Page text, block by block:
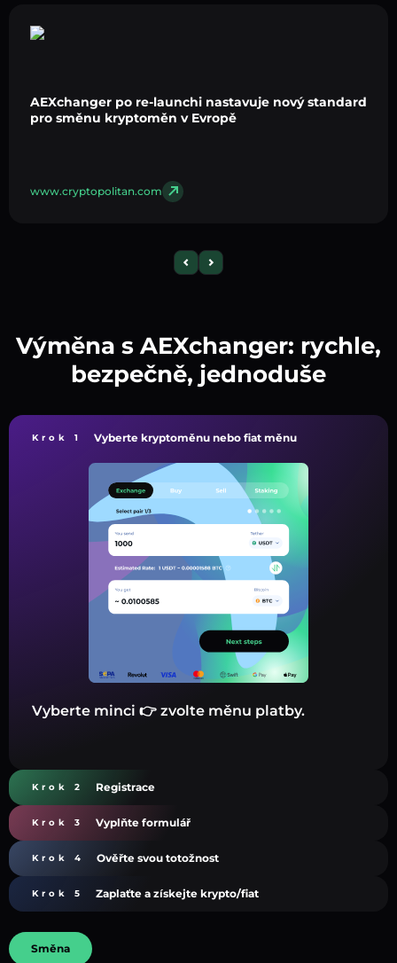
AEXchanger po re-launchi nastavuje nový standard
pro směnu kryptoměn v Evropě
www.cryptopolitan.com
Výměna s AEXchanger: rychle,
bezpečně, jednoduše
Krok 1 Vyberte kryptoměnu nebo fiat měnu
Vyberte minci 👉 zvolte měnu platby.
Krok 2 Registrace
Krok 3 Vyplňte formulář
Krok 4 Ověřte svou totožnost
Krok 5 Zaplaťte a získejte krypto/fiat
Směna